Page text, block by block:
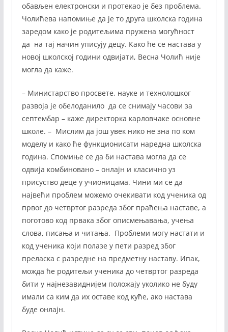
обављен електронски и протекао је без проблема.
Чолићева напомиње да је то друга школска година
заредом како је родитељима пружена могућност
да на тај начин уписују децу. Како ће се настава у
новој школској години одвијати, Весна Чолић није
могла да каже.
– Министарство просвете, науке и технолошког
развоја је обелоданило да се снимају часови за
септембар – каже директорка карловчаке основне
школе. – Мислим да још увек нико не зна по ком
моделу и како ће функционисати наредна школска
година. Спомиње се да би настава могла да се
одвија комбиновано – онлајн и класично уз
присуство деце у учионицама. Чини ми се да
највећи проблем можемо очекивати код ученика од
првог до четвртог разреда због праћења наставе, а
поготово код првака због описмењавања, учења
слова, писања и читања. Проблеми могу настати и
код ученика који полазе у пети разред због
преласка с разредне на предметну наставу. Ипак,
можда ће родитељи ученика до четвртог разреда
бити у најнезавиднијем положају уколико не буду
имали са ким да их оставе код куће, ако настава
буде онлајн.